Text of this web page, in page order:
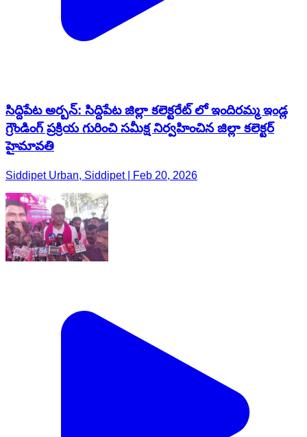
సిద్దిపేట అర్బన్: సిద్దిపేట జిల్లా కలెక్టరేట్ లో ఇందిరమ్మ ఇండ్ల
గ్రౌండింగ్ ప్రక్రియ గురించి సమీక్ష నిర్వహించిన జిల్లా కలెక్టర్
హైమావతి
Siddipet Urban, Siddipet | Feb 20, 2026